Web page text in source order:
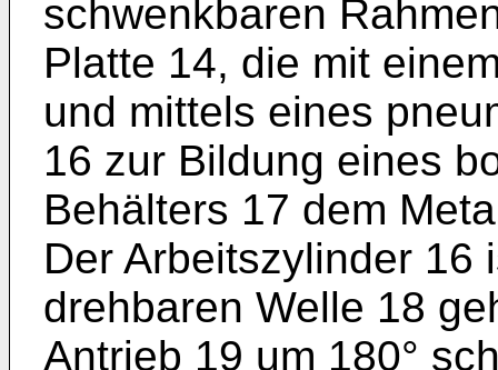
schwenkbaren
Platte 14, die mit
und mittels eines
16 zur Bildung eines
Behälters 17 dem
Der Arbeitszylinder 16
drehbaren Welle 18
Antrieb 19 um 180°